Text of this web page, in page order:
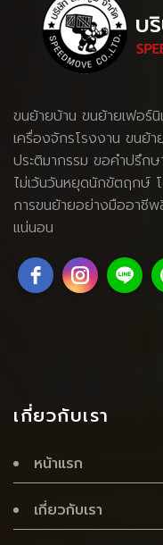
ขนย้ายบ้าน ขนย้ายเฟอร์นิ
เครื่องจักรโรงงาน ขนย้า
ประติมากรรม ขอคำปรึก
ไม่เว้นวันหยุดนักขัตฤกษ์
การขนย้ายอย่างมืออาชี
แน่นอน
เกี่ยวกับเรา
หน้าแรก
เกี่ยวกับเรา